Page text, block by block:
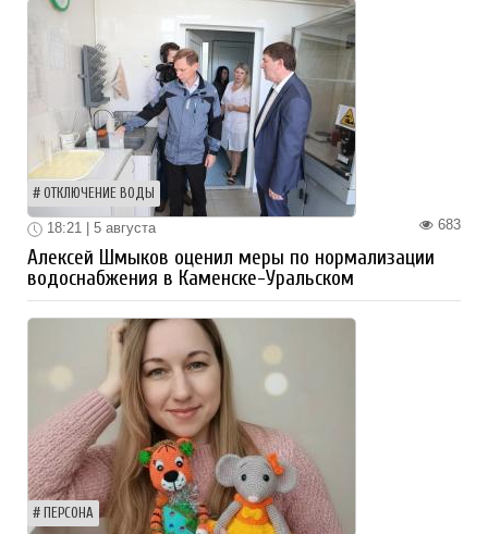
ОТКЛЮЧЕНИЕ ВОДЫ
683
18:21 | 5 августа
Алексей Шмыков оценил меры по нормализации
водоснабжения в Каменске-Уральском
ПЕРСОНА